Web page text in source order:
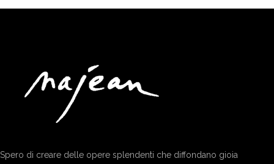
Spero di creare delle opere splendenti che diffondano gioia